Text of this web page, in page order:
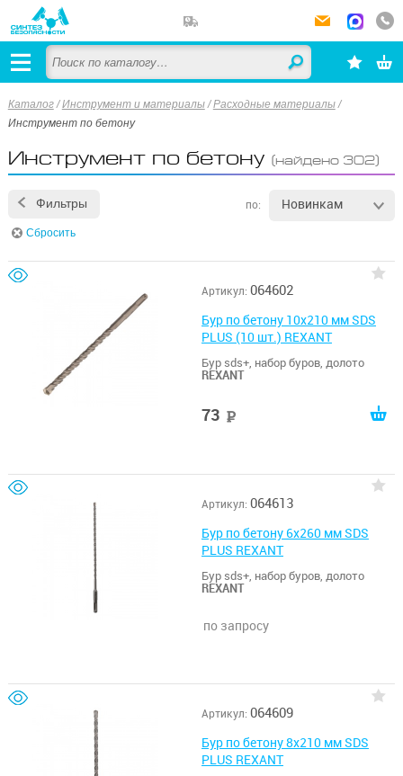
Каталог /Инструмент и материалы /Расходные материалы /
Инструмент по бетону
Инструмент по бетону (найдено 302)
Фильтры по: Новинкам
Сбросить
Артикул: 064602
Бур по бетону 10x210 мм SDS
PLUS (10 шт.) REXANT
Бур sds+, набор буров, долото
REXANT
73
Артикул: 064613
Бур по бетону 6х260 мм SDS
PLUS REXANT
Бур sds+, набор буров, долото
REXANT
по запросу
Артикул: 064609
Бур по бетону 8x210 мм SDS
PLUS REXANT